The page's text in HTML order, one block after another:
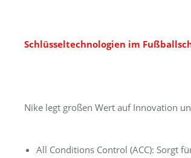
Schlüsseltechnologien im
Nike legt großen Wert auf Innovation
All Conditions Control (ACC): Sorgt